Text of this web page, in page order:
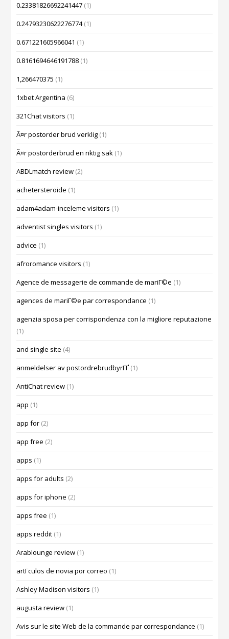
0.23381826692241447 (1)
0.24793230622276774(1)
0.671221605966041 (1)
0.8161694646191788 (1)
1,266470375 (1)
1xbet Argentina (6)
321Chat visitors (1)
Ã¤r postorder brud verklig (1)
Ã¤r postorderbrud en riktig sak (1)
ABDLmatch review (2)
achetersteroide (1)
adam4adam-inceleme visitors (1)
adventist singles visitors (1)
advice (1)
afroromance visitors (1)
Agence de messagerie de commande de mariГ©e (1)
agences de mariГ©e par correspondance (1)
agenzia sposa per corrispondenza con la migliore reputazione
(1)
and single site (4)
anmeldelser av postordrebrudbyrГҐ (1)
AntiChat review (1)
app (1)
app for (2)
app free (2)
apps (1)
apps for adults (2)
apps for iphone (2)
apps free (1)
apps reddit (1)
Arablounge review (1)
artГ­culos de novia por correo (1)
Ashley Madison visitors (1)
augusta review (1)
Avis sur le site Web de la commande par correspondance (1)